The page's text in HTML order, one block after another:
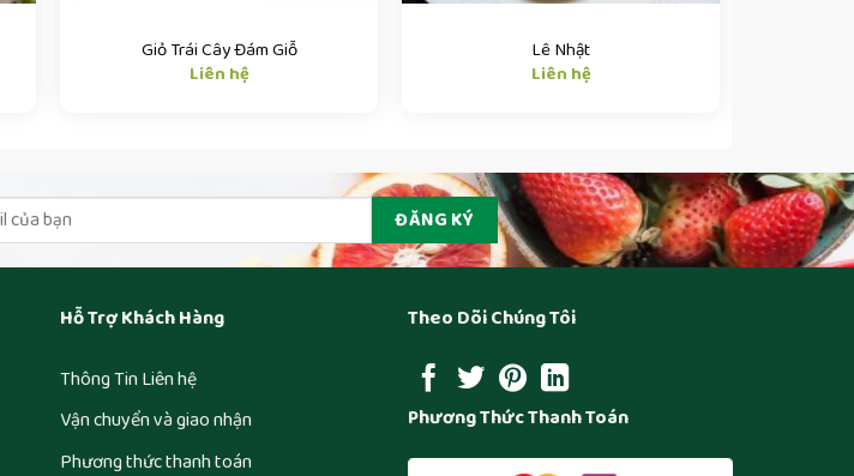
Giỏ Trái Cây Đám Giỗ
Liên hệ
Lê Nhật
Liên hệ
Hỗ Trợ Khách Hàng
Thông Tin Liên hệ
Vận chuyển và giao nhận
Phương thức thanh toán
Theo Dõi Chúng Tôi
Phương Thức Thanh Toán